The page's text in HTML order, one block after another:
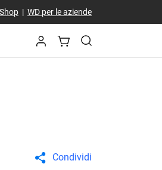
Shop| WD per le aziende
Condividi